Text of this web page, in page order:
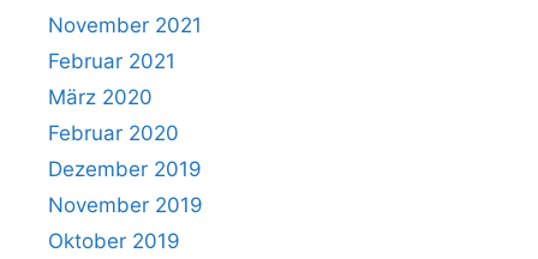
November 2021
Februar 2021
März 2020
Februar 2020
Dezember 2019
November 2019
Oktober 2019